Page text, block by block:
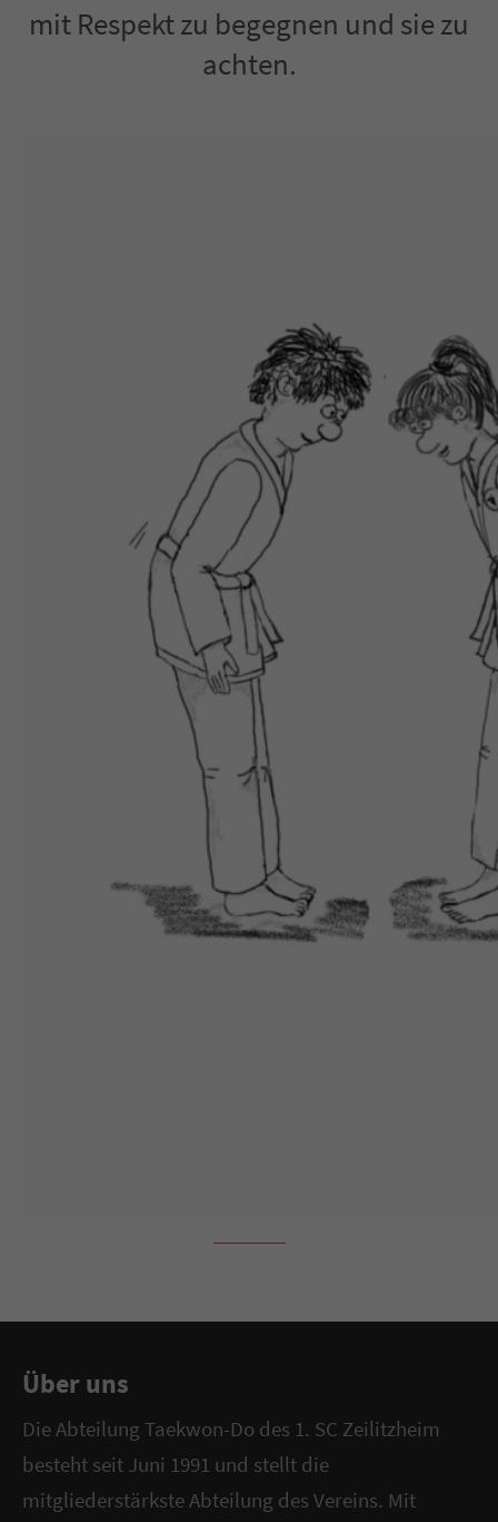
Have any questions?
Aenean commodo ligula eget dolor. Aenean
massa. Cum sociis natoque penatibus et
magnis dis parturient montes, nascetur
ridiculus mus. Donec quam felis, ultricies nec.
mit Respekt zu begegnen und sie zu
achten.
Über uns
Die Abteilung Taekwon-Do des 1. SC Zeilitzheim
besteht seit Juni 1991 und stellt die
mitgliederstärkste Abteilung des Vereins. Mit